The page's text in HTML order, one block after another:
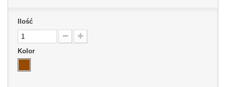
Ilość
Kolor